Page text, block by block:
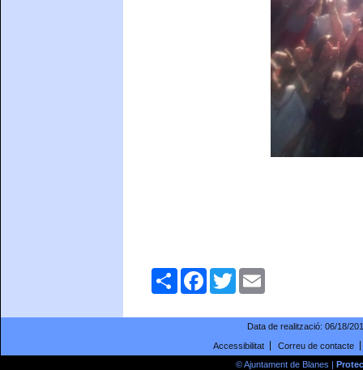
ComparteixFacebookTwitter
Data de realització: 06/18/
Accessibilitat
Correu de contacte
© Ajuntament de Blanes |